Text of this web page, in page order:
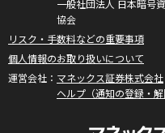
一般社団法人 日本暗号
協会
リスク・手数料などの重要事項
個人情報のお取り扱いについて
マネックス証券株式会社
ヘルプ（通知の登録・解